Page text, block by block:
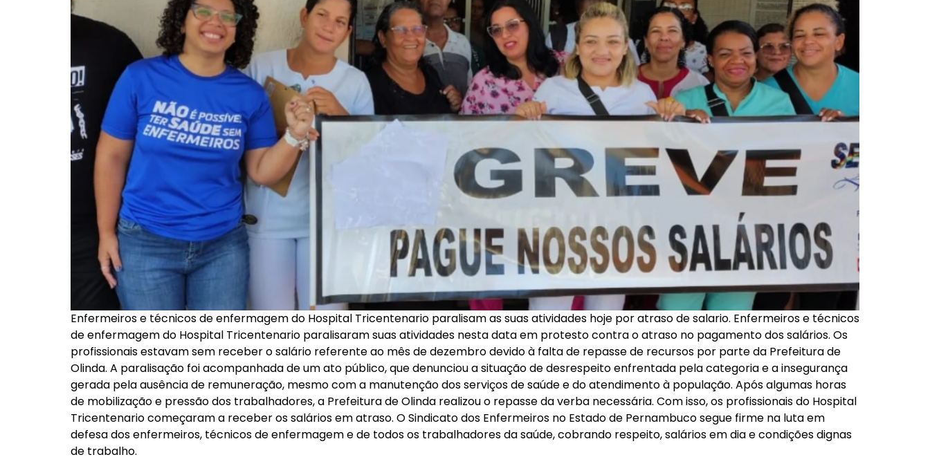
Enfermeiros e técnicos de enfermagem do Hospital Tricentenario paralisam as suas atividades hoje por atraso de salario. Enfermeiros e técnicos
de enfermagem do Hospital Tricentenario paralisaram suas atividades nesta data em protesto contra o atraso no pagamento dos salários. Os
profissionais estavam sem receber o salário referente ao mês de dezembro devido à falta de repasse de recursos por parte da Prefeitura de
Olinda. A paralisação foi acompanhada de um ato público, que denunciou a situação de desrespeito enfrentada pela categoria e a insegurança
gerada pela ausência de remuneração, mesmo com a manutenção dos serviços de saúde e do atendimento à população. Após algumas horas
de mobilização e pressão dos trabalhadores, a Prefeitura de Olinda realizou o repasse da verba necessária. Com isso, os profissionais do Hospital
Tricentenario começaram a receber os salários em atraso. O Sindicato dos Enfermeiros no Estado de Pernambuco segue firme na luta em
defesa dos enfermeiros, técnicos de enfermagem e de todos os trabalhadores da saúde, cobrando respeito, salários em dia e condições dignas
de trabalho.